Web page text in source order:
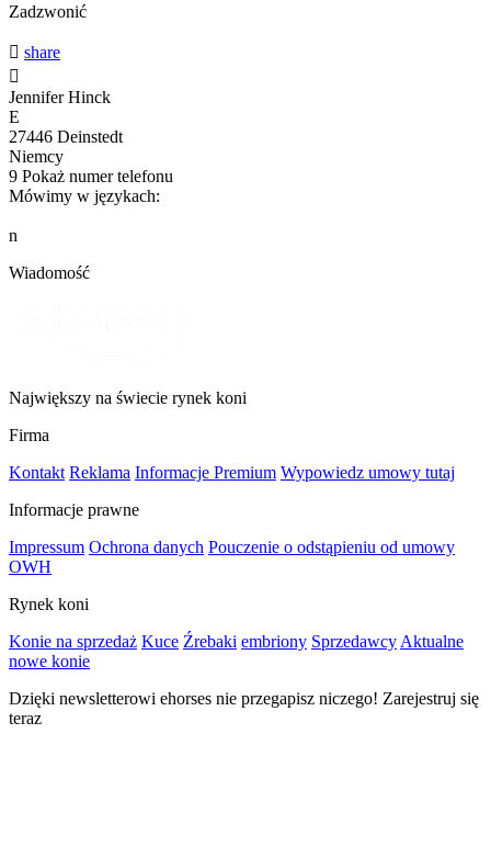
Zadzwonić
 share

Jennifer Hinck
E
27446 Deinstedt
Niemcy
9 Pokaż numer telefonu
Mówimy w językach:
n
Wiadomość
Największy na świecie rynek koni
Firma
Kontakt Reklama Informacje Premium Wypowiedz umowy tutaj
Informacje prawne
Impressum Ochrona danych Pouczenie o odstąpieniu od umowy
OWH
Rynek koni
Konie na sprzedaż Kuce Źrebaki embriony Sprzedawcy Aktualne
nowe konie
Dzięki newsletterowi ehorses nie przegapisz niczego! Zarejestruj się
teraz